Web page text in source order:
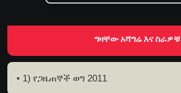
ግዛቸው አሻግሬ እና ስራዎቹ
1) የጋዜጠኞች ወግ 2011